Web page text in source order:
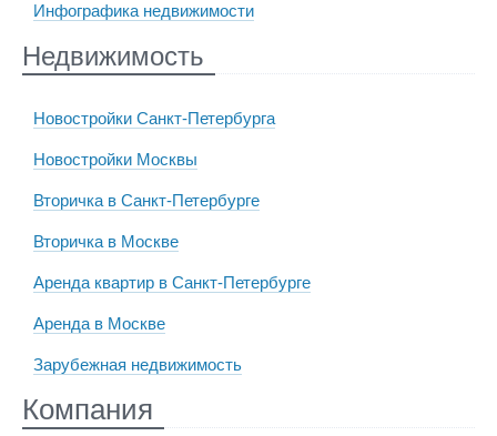
Инфографика недвижимости
Недвижимость
Новостройки Санкт-Петербурга
Новостройки Москвы
Вторичка в Санкт-Петербурге
Вторичка в Москве
Аренда квартир в Санкт-Петербурге
Аренда в Москве
Зарубежная недвижимость
Компания